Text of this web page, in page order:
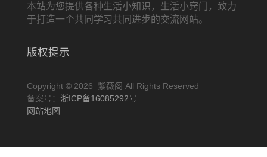
本站为您提供各种生活小知识，生活小窍门，致力
于打造一个共同学习共同进步的交流网站。
版权提示
Copyright © 2026 紫薇阁 All Rights Reserved
备案号： 浙ICP备16085292号
网站地图